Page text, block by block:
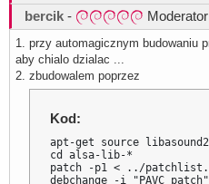
bercik -
1. przy automagicznym budowaniu
aby chialo dzialac ...
2. zbudowalem poprzez
Kod:
apt-get source libasound2
cd alsa-lib-*
patch -p1 < ../
debchange -i "PAVC patch"